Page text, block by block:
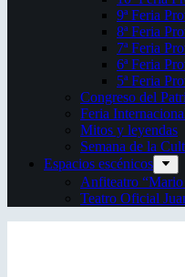
9ª Feria
8ª Feria
7ª Feria
6ª Feria
5ª Feria
Congreso del
Feria
Mitos y leyendas
Semana de la
Espacios escénicos
Anfiteatro
Teatro Oficial